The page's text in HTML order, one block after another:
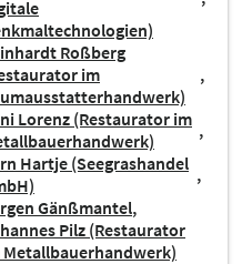
Roßberg
im
Lorenz (Restaurator im
Hartje (Seegrashandel
Gänßmantel
Pilz (Restaurator
Metallbauerhandwerk)